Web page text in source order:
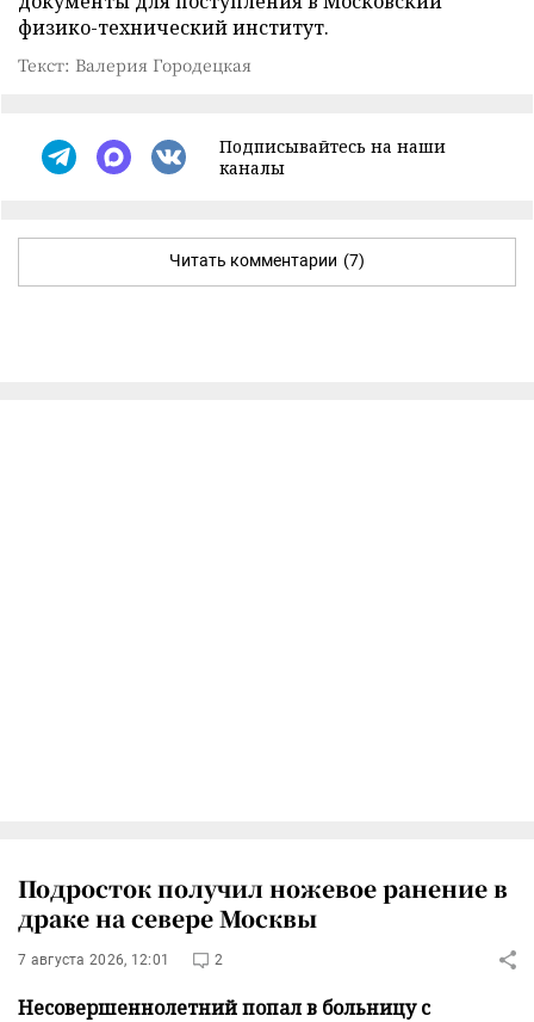
физико-технический институт.
Текст: Валерия Городецкая
Подписывайтесь на наши
каналы
Читать комментарии (7)
Подросток получил ножевое ранение в
драке на севере Москвы
7 августа 2026, 12:01 2
Несовершеннолетний попал в больницу с